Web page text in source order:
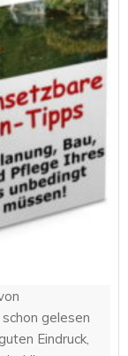
gelesen
Eindruck,